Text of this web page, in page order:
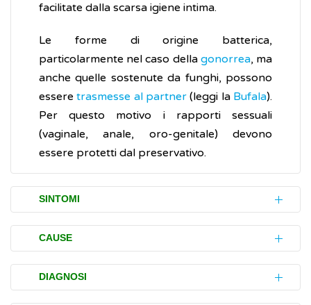
facilitate dalla scarsa igiene intima.
Le forme di origine batterica,
particolarmente nel caso della gonorrea, ma
anche quelle sostenute da funghi, possono
esseretrasmesse al partner (leggi la Bufala).
Per questo motivo i rapporti sessuali
(vaginale, anale, oro-genitale) devono
essere protetti dal preservativo.
SINTOMI
La balanite si manifesta generalmente con
un dolore localizzato al glande, costante o
durante la minzione (urinare). Il dolore viene
accentuato dai rapporti sessuali e dalla
CAUSE
Come detto, la balanite è generalmente
provocata da un'infezione batterica
DIAGNOSI